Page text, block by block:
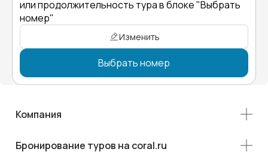
или продолжительность тура в блоке "Выбрать
номер"
Изменить
Выбрать номер
Компания
Бронирование туров на coral.ru